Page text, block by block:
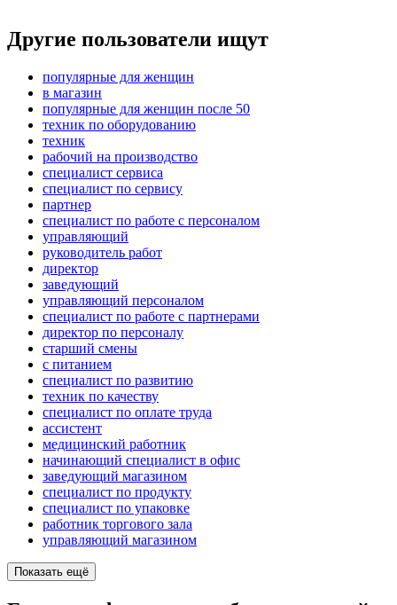
Другие пользователи ищут
популярные для женщин
в магазин
популярные для женщин после 50
техник по оборудованию
техник
рабочий на производство
специалист сервиса
специалист по сервису
партнер
специалист по работе с персоналом
управляющий
руководитель работ
директор
заведующий
управляющий персоналом
специалист по работе с партнерами
директор по персоналу
старший смены
с питанием
специалист по развитию
техник по качеству
специалист по оплате труда
ассистент
медицинский работник
начинающий специалист в офис
заведующий магазином
специалист по продукту
специалист по упаковке
работник торгового зала
управляющий магазином
Показать ещё